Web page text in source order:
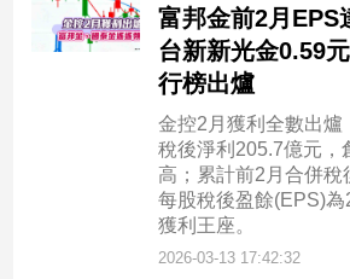
富邦金前2月EPS
台新新光金0.59
行榜出爐
金控2月獲利全數出爐
稅後淨利205.7億元，
高；累計前2月合併稅
每股稅後盈餘(EPS)
獲利王座。
2026-03-13 17:42:32